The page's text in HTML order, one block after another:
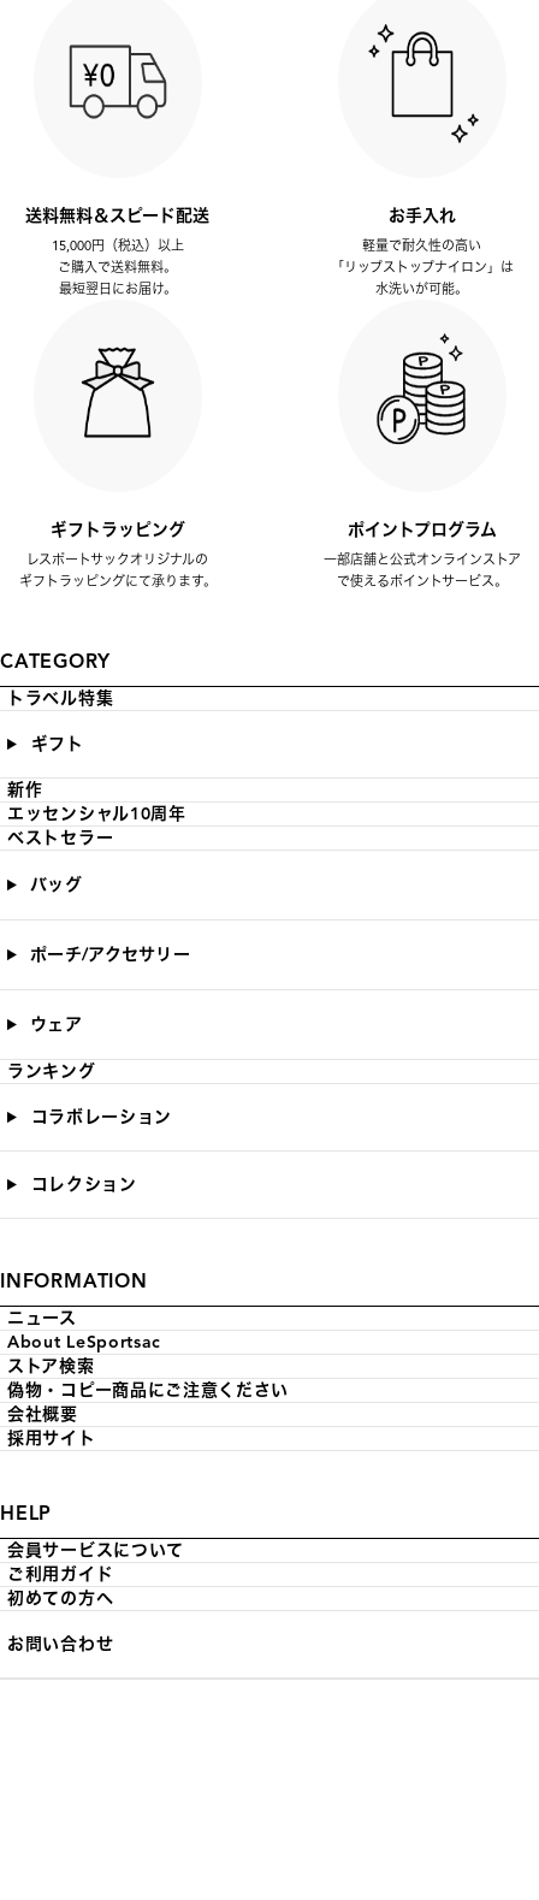
送料無料＆スピード配送
15,000円（税込）以上
ご購入で送料無料。
最短翌日にお届け。
お手入れ
軽量で耐久性の高い
「リップストップナイロン」は
水洗いが可能。
ギフトラッピング
レスポートサックオリジナルの
ギフトラッピングにて承ります。
ポイントプログラム
一部店舗と公式オンラインストア
で使えるポイントサービス。
CATEGORY
トラベル特集
ギフト
新作
エッセンシャル10周年
ベストセラー
バッグ
ポーチ/アクセサリー
ウェア
ランキング
コラボレーション
コレクション
INFORMATION
ニュース
About LeSportsac
ストア検索
偽物・コピー商品にご注意ください
会社概要
採用サイト
HELP
会員サービスについて
ご利用ガイド
初めての方へ
お問い合わせ